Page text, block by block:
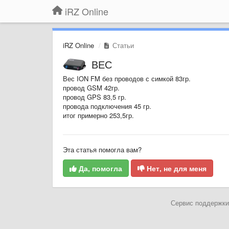
iRZ Online
iRZ Online Статьи
ВЕС
Вес ION FM без проводов с симкой 83гр.
провод GSM 42гр.
провод GPS 83,5 гр.
провода подключения 45 гр.
итог примерно 253,5гр.
Эта статья помогла вам?
Да, помогла Нет, не для меня
Сервис